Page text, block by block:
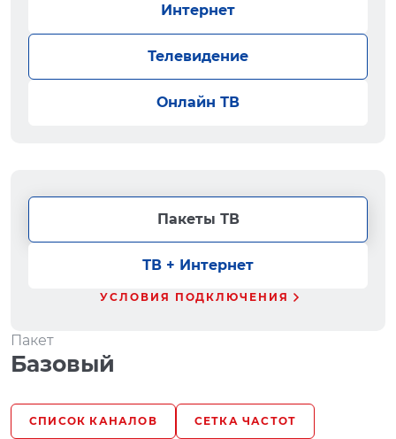
Интернет
Телевидение
Онлайн ТВ
Пакеты ТВ
ТВ + Интернет
УСЛОВИЯ ПОДКЛЮЧЕНИЯ
Пакет
Базовый
СПИСОК КАНАЛОВ СЕТКА ЧАСТОТ